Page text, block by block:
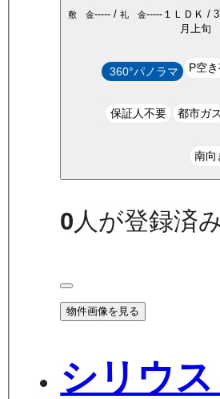
敷 金----- / 礼 金----- １ＬＤＫ /
月上旬
360°パノラマ P空
保証人不要 都市ガス
南向
0 人が登録済
物件画像を見る
シリウ